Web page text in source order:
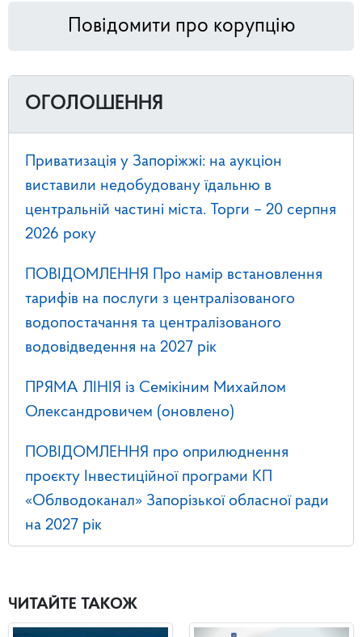
Повідомити про корупцію
ОГОЛОШЕННЯ
Приватизація у Запоріжжі: на аукціон
виставили недобудовану їдальню в
центральній частині міста. Торги – 20 серпня
2026 року
ПОВІДОМЛЕННЯ Про намір встановлення
тарифів на послуги з централізованого
водопостачання та централізованого
водовідведення на 2027 рік
ПРЯМА ЛІНІЯ із Семікіним Михайлом
Олександровичем (оновлено)
ПОВІДОМЛЕННЯ про оприлюднення
проєкту Інвестиційної програми КП
«Облводоканал» Запорізької обласної ради
на 2027 рік
ЧИТАЙТЕ ТАКОЖ